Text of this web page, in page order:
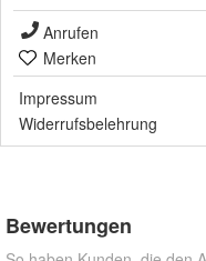
Anrufen
Merken
Impressum
Widerrufsbelehrung
Bewertungen